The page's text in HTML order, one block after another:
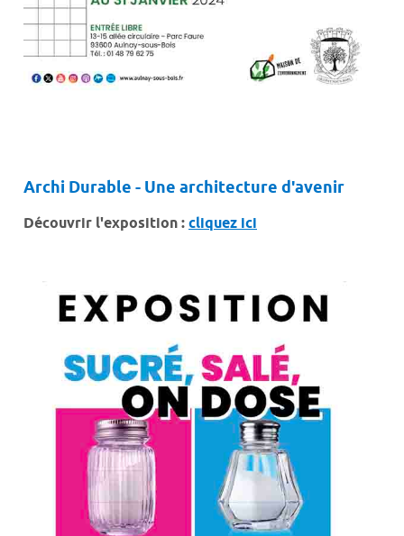
Archi Durable - Une architecture d'avenir
Découvrir l'exposition :cliquez ici